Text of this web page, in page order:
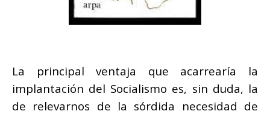
La principal ventaja que acarrearía la
implantación del Socialismo es, sin duda, la
de relevarnos de la sórdida necesidad de